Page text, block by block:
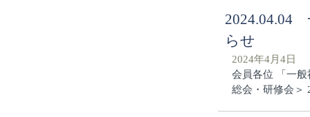
2024.04.04
らせ
2024年4月4日
会員各位 「一
総会・研修会＞